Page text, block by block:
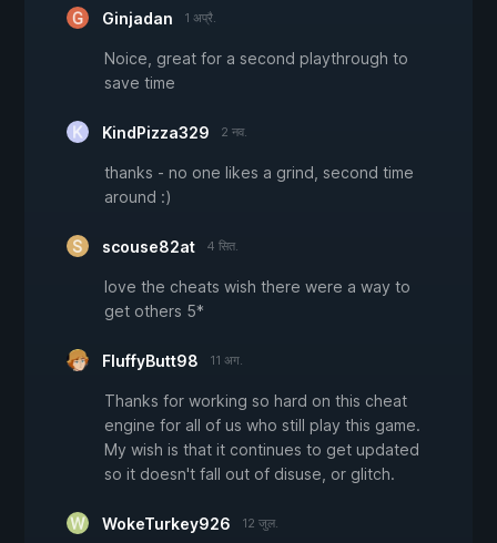
Ginjadan 1 अप्रै.
Noice, great for a second playthrough to
save time
KindPizza329 2 नव.
thanks - no one likes a grind, second time
around :)
scouse82at 4 सित.
love the cheats wish there were a way to
get others 5*
FluffyButt98 11 अग.
Thanks for working so hard on this cheat
engine for all of us who still play this game.
My wish is that it continues to get updated
so it doesn't fall out of disuse, or glitch.
WokeTurkey926 12 जुल.